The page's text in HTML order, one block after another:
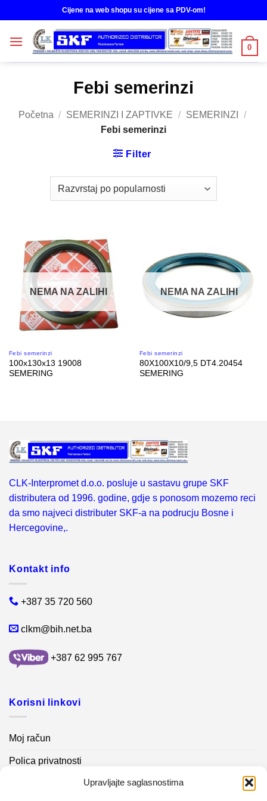
Upravljajte saglasnostima
to
content
Cijene na web shopu su cijene sa PDV-om!
0
Febi semerinzi
Početna / SEMERINZI I ZAPTIVKE / SEMERINZI
/
Febi semerinzi
Filter
NEMA NA ZALIHI
Febi semerinzi
100x130x13 19008
SEMERING
NEMA NA ZALIHI
Febi semerinzi
80X100X10/9,5 DT4.20454
SEMERING
CLK-Interpromet d.o.o. posluje u sastavu grupe SKF
distributera od 1996. godine, gdje s ponosom mozemo reci
da smo najveci distributer SKF-a na podrucju Bosne i
Hercegovine,.
Kontakt info
+387 35 720 560
clkm@bih.net.ba
+387 62 995 767
Korisni linkovi
Moj račun
Polica privatnosti